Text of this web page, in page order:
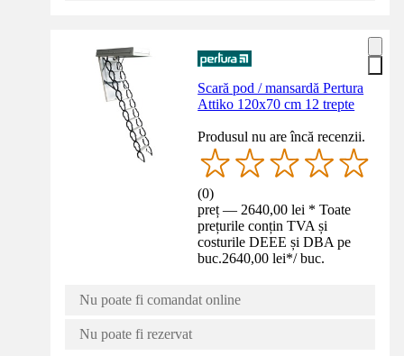
Scară pod / mansardă Pertura
Attiko 120x70 cm 12 trepte
Produsul nu are încă recenzii.
(0)
preț — 2640,00 lei * Toate
prețurile conțin TVA și
costurile DEEE și DBA pe
buc.2640,00 lei*/ buc.
Nu poate fi comandat online
Nu poate fi rezervat